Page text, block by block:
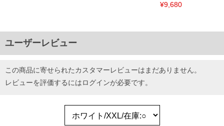
¥9,680
ユーザーレビュー
この商品に寄せられたカスタマーレビューはまだありません。
レビューを評価するにはログインが必要です。